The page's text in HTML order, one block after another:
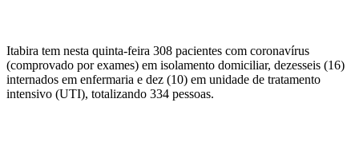
Itabira tem nesta quinta-feira 308 pacientes com coronavírus
(comprovado por exames) em isolamento domiciliar, dezesseis (16)
internados em enfermaria e dez (10) em unidade de tratamento
intensivo (UTI), totalizando 334 pessoas.